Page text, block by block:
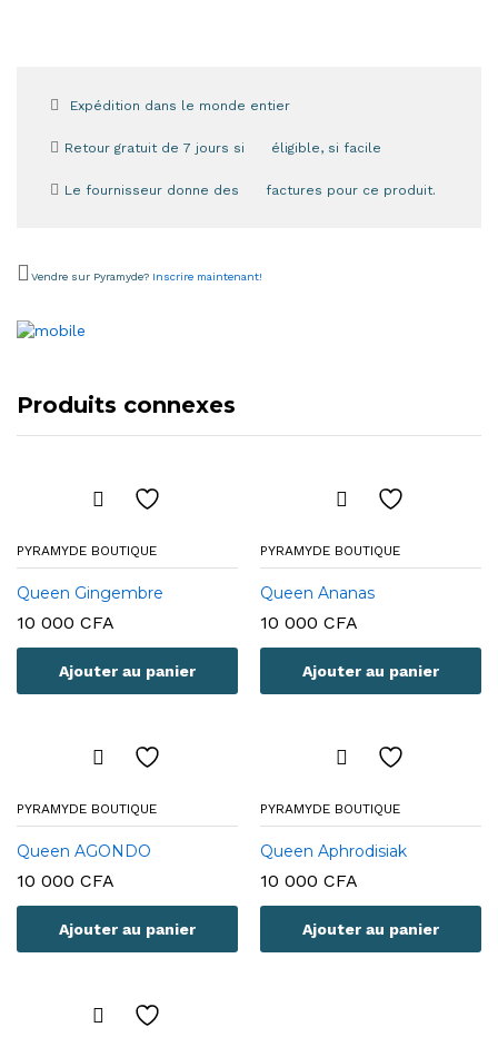
Expédition dans le monde entier
Retour gratuit de 7 jours si éligible, si facile
Le fournisseur donne des factures pour ce produit.
Vendre sur Pyramyde? Inscrire maintenant!
Produits connexes
PYRAMYDE BOUTIQUE
Queen Gingembre
10 000 CFA
Ajouter au panier
PYRAMYDE BOUTIQUE
Queen Ananas
10 000 CFA
Ajouter au panier
PYRAMYDE BOUTIQUE
Queen AGONDO
10 000 CFA
Ajouter au panier
PYRAMYDE BOUTIQUE
Queen Aphrodisiak
10 000 CFA
Ajouter au panier